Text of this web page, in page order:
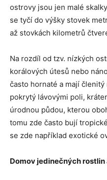
ostrovy jsou jen malé
se tyčí do výšky stovek
až stovkách kilometrů
Na rozdíl od tzv. nízkých
korálových útesů nebo
často hornaté a mají
pokrytý lávovými poli,
úrodnou půdou, kterou
tomu zde často bují
se zde například exotické
Domov jedinečných